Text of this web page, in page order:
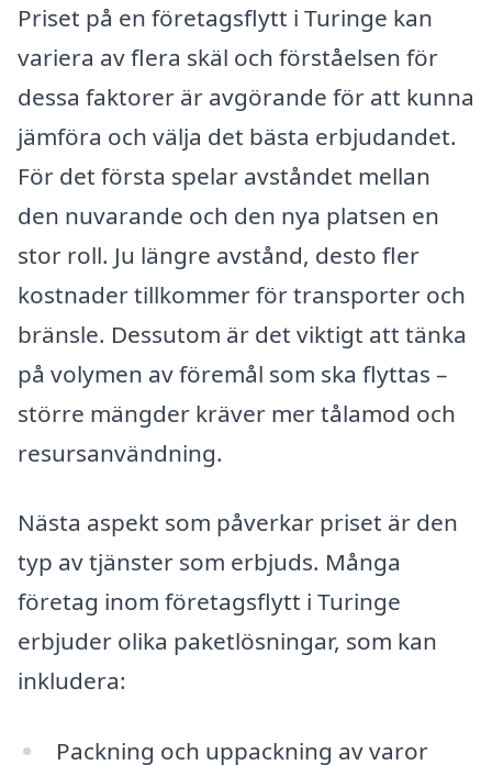
Priset på en företagsflytt i Turinge kan
variera av flera skäl och förståelsen för
dessa faktorer är avgörande för att kunna
jämföra och välja det bästa erbjudandet.
För det första spelar avståndet mellan
den nuvarande och den nya platsen en
stor roll. Ju längre avstånd, desto fler
kostnader tillkommer för transporter och
bränsle. Dessutom är det viktigt att tänka
på volymen av föremål som ska flyttas –
större mängder kräver mer tålamod och
resursanvändning.
Nästa aspekt som påverkar priset är den
typ av tjänster som erbjuds. Många
företag inom företagsflytt i Turinge
erbjuder olika paketlösningar, som kan
inkludera:
Packning och uppackning av varor